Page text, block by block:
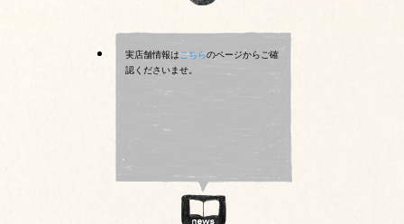
実店舗情報はこちらのページからご確
認くださいませ。